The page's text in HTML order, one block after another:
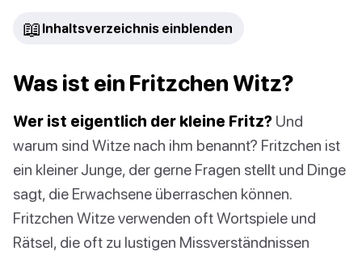
📖 Inhaltsverzeichnis einblenden
Was ist ein Fritzchen Witz?
Wer ist eigentlich der kleine Fritz? Und
warum sind Witze nach ihm benannt? Fritzchen ist
ein kleiner Junge, der gerne Fragen stellt und Dinge
sagt, die Erwachsene überraschen können.
Fritzchen Witze verwenden oft Wortspiele und
Rätsel, die oft zu lustigen Missverständnissen